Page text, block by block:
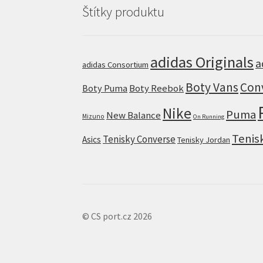
Štítky produktu
adidas Consortium adidas Originals
Boty Puma Boty Reebok Boty Vans
Mizuno New Balance Nike On Running Puma
Asics Tenisky Converse Tenisky Jordan
© CS port.cz 2026